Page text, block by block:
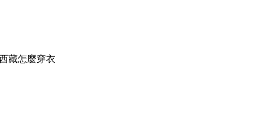
藏怎麼穿衣